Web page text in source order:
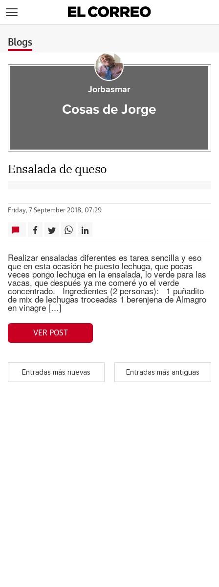
Blogs
Jorbasmar
Cosas de Jorge
Ensalada de queso
Friday, 7 September 2018, 07:29
Realizar ensaladas diferentes es tarea sencilla y eso
que en esta ocasión he puesto lechuga, que pocas
veces pongo lechuga en la ensalada, lo verde para las
vacas, que después ya me comeré yo el verde
concentrado. Ingredientes (2 personas): 1 puñadito
de mix de lechugas troceadas 1 berenjena de Almagro
en vinagre […]
VER POST
Entradas más nuevas Entradas más antiguas